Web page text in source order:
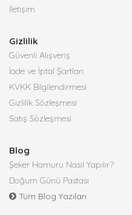
İletişim
Gizlilik
Güvenli Alışveriş
İade ve İptal Şartları
KVKK Bilgilendirmesi
Gizlilik Sözleşmesi
Satış Sözleşmesi
Blog
Şeker Hamuru Nasıl Yapılır?
Doğum Günü Pastası
Tüm Blog Yazıları